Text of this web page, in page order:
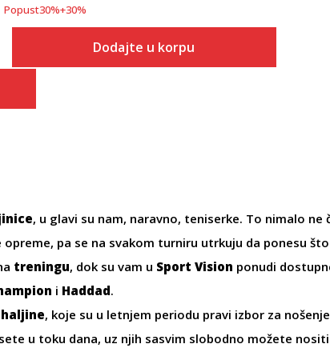
Popust30%+30%
Dodajte u korpu
, u glavi su nam, naravno, teniserke. To nimalo ne
pa se na svakom turniru utrkuju da ponesu
treningu, dok su vam u Sport Vision ponudi
i Haddad.
, koje su u letnjem periodu pravi izbor za
u toku dana, uz njih sasvim slobodno možete nositi